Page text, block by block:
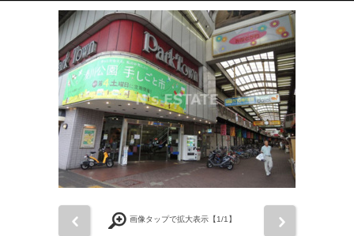
画像タップで拡大表示【1/1】